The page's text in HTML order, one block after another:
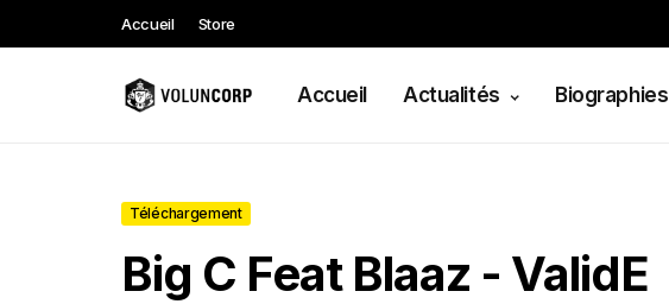
Accueil Store
Accueil Actualités Biographies
Téléchargement
Big C Feat Blaaz - ValidE